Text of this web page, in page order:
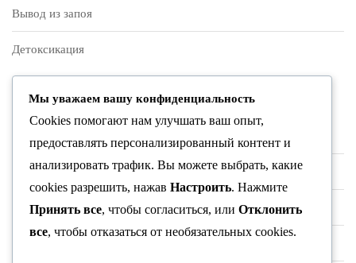
Вывод из запоя
Детоксикация
О нас
Врачи и специалисты
Лицензия и документы
Мы уважаем вашу конфиденциальность
Cookies помогают нам улучшать ваш опыт,
предоставлять персонализированный контент и
анализировать трафик. Вы можете выбрать, какие
cookies разрешить, нажав Настроить. Нажмите
Принять все, чтобы согласиться, или Отклонить
все, чтобы отказаться от необязательных cookies.